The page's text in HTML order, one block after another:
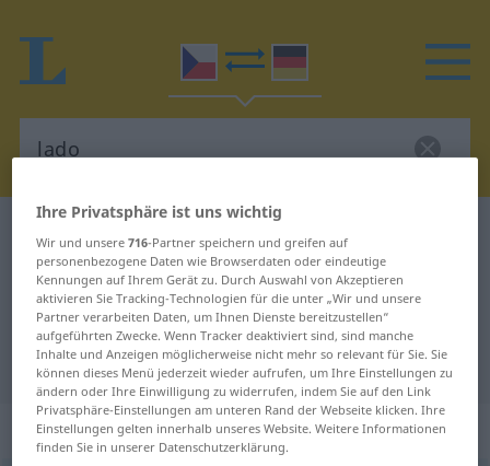
Tschechisch-Deutsch Übersetzung
für "lado"
"lado" Deutsch Übersetzung
„lado“: Neutrum
Ihre Privatsphäre ist uns wichtig
Wir und unsere716-Partner speichern und greifen auf
personenbezogene Daten wie Browserdaten oder eindeutige
Kennungen auf Ihrem Gerät zu. Durch Auswahl von Akzeptieren
aktivieren Sie Tracking-Technologien für die unter „Wir und unsere
Partner verarbeiten Daten, um Ihnen Dienste bereitzustellen“
aufgeführten Zwecke. Wenn Tracker deaktiviert sind, sind manche
Inhalte und Anzeigen möglicherweise nicht mehr so relevant für Sie. Sie
können dieses Menü jederzeit wieder aufrufen, um Ihre Einstellungen zu
ändern oder Ihre Einwilligung zu widerrufen, indem Sie auf den Link
Privatsphäre-Einstellungen am unteren Rand der Webseite klicken. Ihre
Einstellungen gelten innerhalb unseres Website. Weitere Informationen
finden Sie in unserer Datenschutzerklärung.